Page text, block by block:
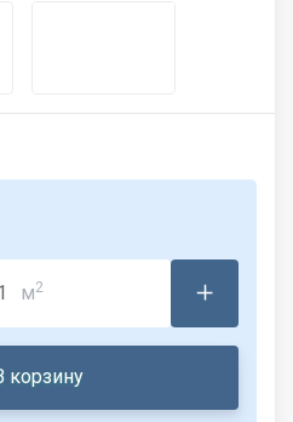
м2
корзину